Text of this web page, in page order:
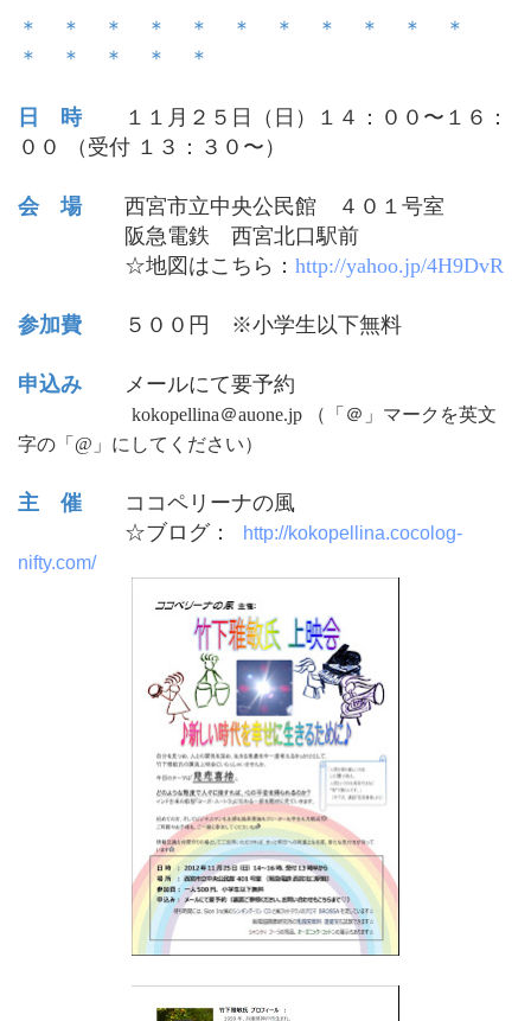
＊ ＊ ＊ ＊ ＊ ＊ ＊ ＊ ＊ ＊ ＊
＊ ＊ ＊ ＊ ＊
日 時１１月２５日（日）１４：００〜１６：
００ （受付 １３：３０〜）
会 場西宮市立中央公民館 ４０１号室
阪急電鉄 西宮北口駅前
☆地図はこち ら： http://yahoo.jp/4H9DvR
参加費 ５００円 ※小学生以下無料
申込み メールにて要予約
kokopellina＠auone.jp （「＠」マークを英文
字の「@」にしてください）
主 催 ココペリーナの風
☆ブログ：
http://kokopellina.cocolog-
nifty.com/